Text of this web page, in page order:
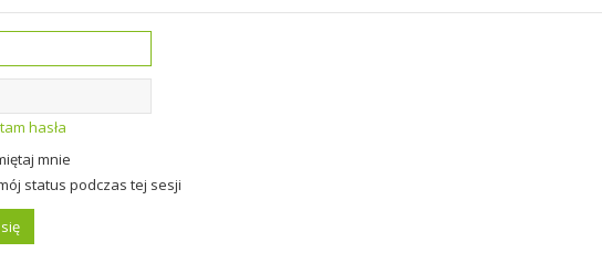
hasła
mnie
status podczas tej sesji